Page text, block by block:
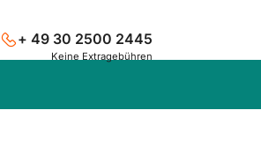
+ 49 30 2500 2445
Keine Extragebühren